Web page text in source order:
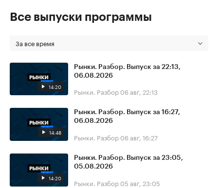
Все выпуски программы
За все время
14:20
Рынки. Разбор. Выпуск за 22:13,
06.08.2026
Рынки. Разбор 06 авг, 22:13
14:48
Рынки. Разбор. Выпуск за 16:27,
06.08.2026
Рынки. Разбор 06 авг, 16:27
14:20
Рынки. Разбор. Выпуск за 23:05,
05.08.2026
Рынки. Разбор 05 авг, 23:05